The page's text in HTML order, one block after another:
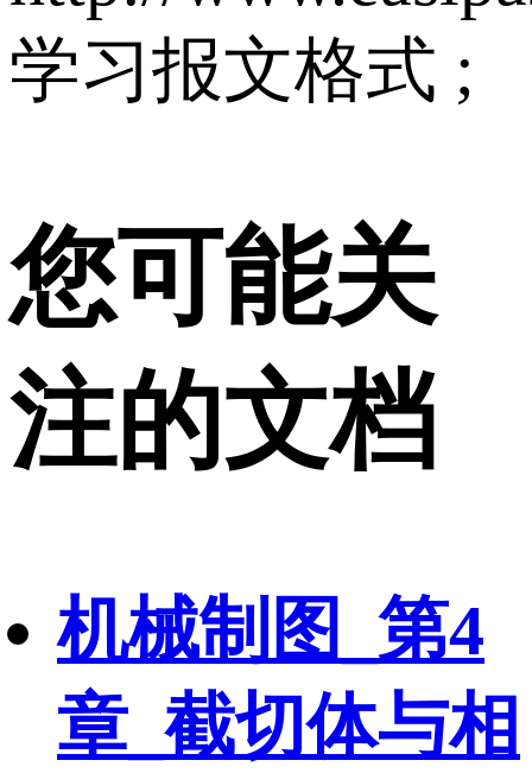
学习报文格式 ;
您可能关
注的文档
机械制图_第4
章_截切体与相